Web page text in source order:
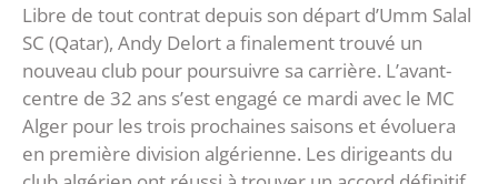
Libre de tout contrat depuis son départ d’Umm Salal
SC (Qatar), Andy Delort a finalement trouvé un
nouveau club pour poursuivre sa carrière. L’avant-
centre de 32 ans s’est engagé ce mardi avec le MC
Alger pour les trois prochaines saisons et évoluera
en première division algérienne. Les dirigeants du